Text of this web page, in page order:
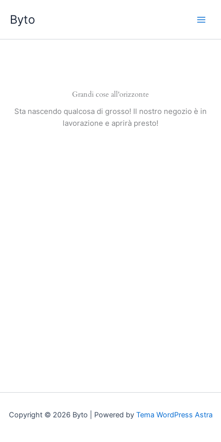
contenuto
Byto
Grandi cose all'orizzonte
Sta nascendo qualcosa di grosso! Il nostro negozio è in
lavorazione e aprirà presto!
Copyright © 2026 Byto | Powered by Tema WordPress Astra